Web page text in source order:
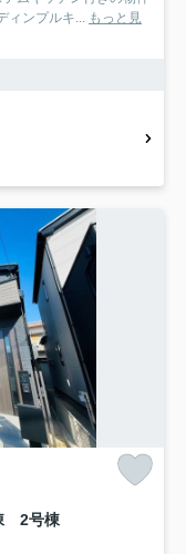
ィンプルキ... もっと見
2号棟